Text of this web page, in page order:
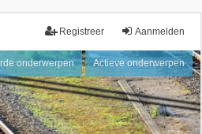
Aanmelden
Registreer
onderwerpen Actieve onderwerpen